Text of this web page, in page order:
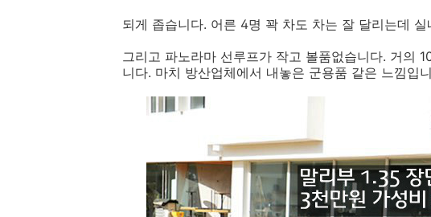
되게 좁습니다. 어른 4명 꽉 차도 차는 잘 달리는데
그리고 파노라마 선루프가 작고 볼품없습니다. 거의
니다. 마치 방산업체에서 내놓은 군용품 같은 느낌입